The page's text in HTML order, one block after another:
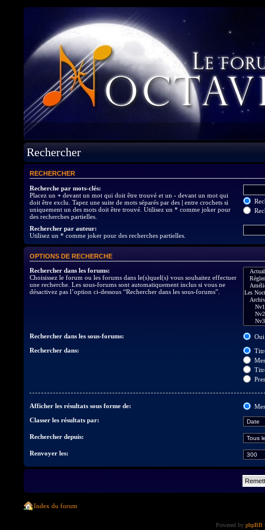
Rechercher
RECHERCHER
Recherche par mots-clés:
Placez un + devant un mot qui doit être trouvé et un - devant un mot qui
doit être exclu. Tapez une suite de mots séparés par des | entre crochets si
uniquement un des mots doit être trouvé. Utilisez un * comme joker pour
des recherches partielles.
Rechercher par auteur:
Utilisez un * comme joker pour des recherches partielles.
OPTIONS DE RECHERCHE
Rechercher dans les forums:
Choisissez le forum ou les forums dans le(s)quel(s) vous souhaitez effectuer
une recherche. Les sous-forums sont automatiquement inclus si vous ne
désactivez pas l’option ci-dessous “Rechercher dans les sous-forums”.
Rechercher dans les sous-forums:
Oui
Rechercher dans:
Afficher les résultats sous forme de:
Classer les résultats par:
Rechercher depuis:
Renvoyer les:
Index du forum
Powered by phpBB